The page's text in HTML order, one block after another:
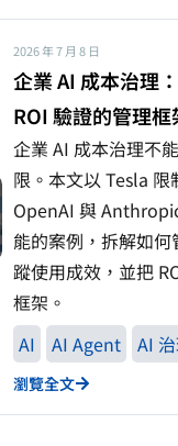
2026 年 7 月 8 日
企業 AI 成本治理
ROI 驗證的管理框
企業 AI 成本治理不
限。本文以 Tesla 限
OpenAI 與
能的案例，拆解如
蹤使用成效，並把
框架。
AI
AI Agent AI
瀏覽全文